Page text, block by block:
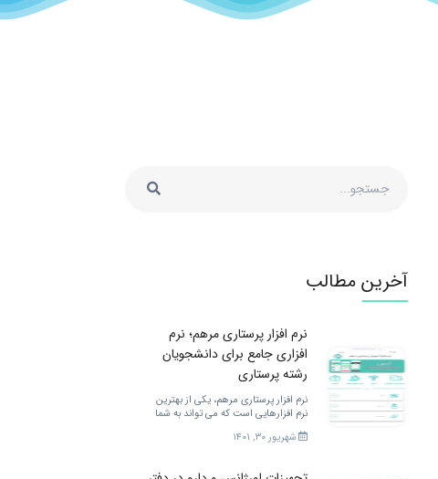
آخرین مطالب
نرم افزار پرستاری مرهم؛ نرم
افزاری جامع برای دانشجویان
رشته پرستاری
نرم افزار پرستاری مرهم، یکی از بهترین
نرم افزارهایی است که می تواند به شما
دانشجویان رشته پرستاری خدمات
مختلفی را ارائه کند. برای بهتر شدن.
شهریور ۳۰, ۱۴۰۱